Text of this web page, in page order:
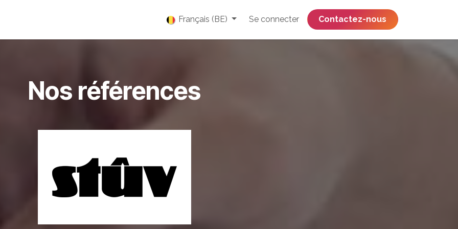
Français (BE) Se connecter ​​​​​​​​​​​​​​​​Contactez-nous
Nos références